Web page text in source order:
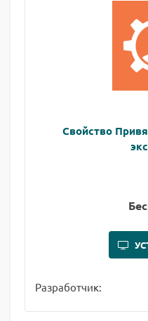
Свойство
Разработчик: